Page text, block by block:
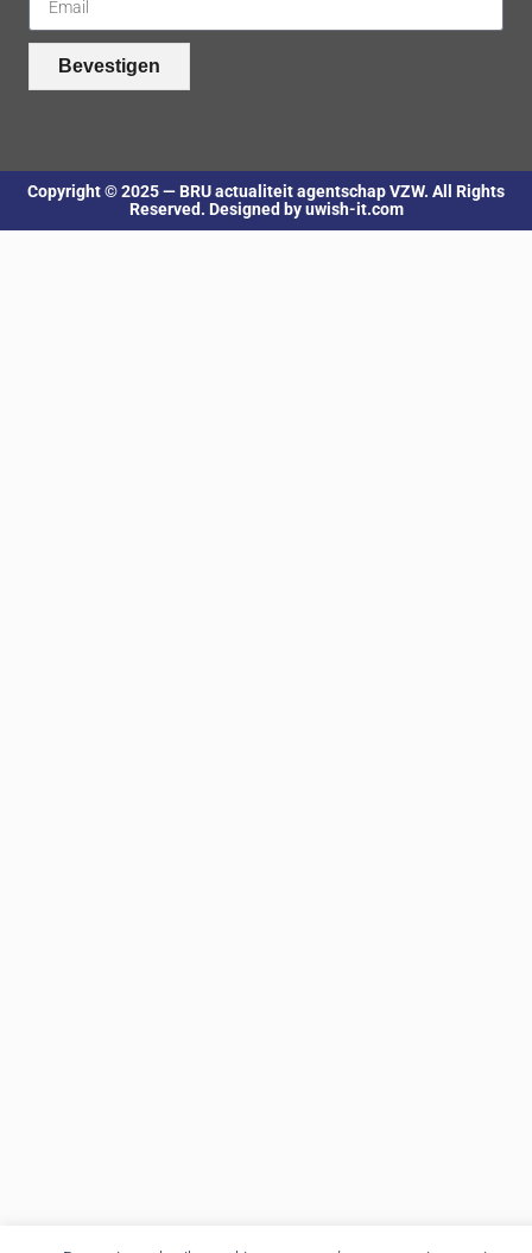
Bevestigen
Copyright © 2025 — BRU actualiteit agentschap VZW. All Rights
Reserved. Designed by uwish-it.com